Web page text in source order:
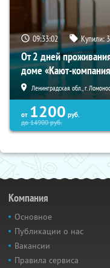
09:33:00 Купили:
От 2 дней
доме «Кают-
Ленинградская обл., г.
от 1200 руб.
до14900руб.
Компания
Основное
Публикации о нас
Вакансии
Правила сервиса